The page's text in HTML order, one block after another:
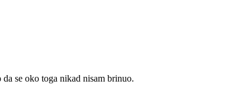
se oko toga nikad nisam brinuo.